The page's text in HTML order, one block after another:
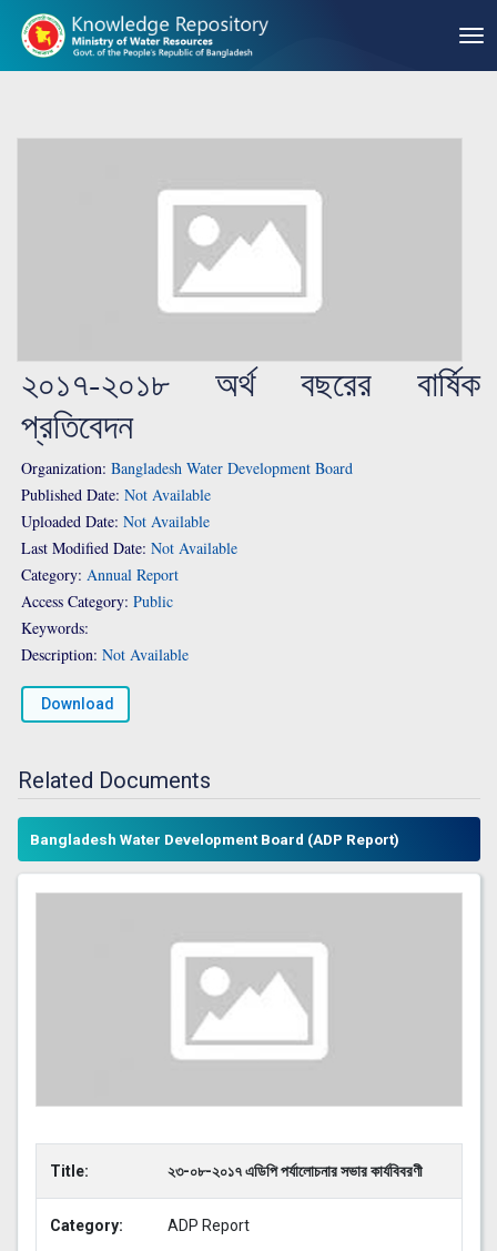
২০১৭-২০১৮ অর্থ বছরের বার্ষিক
প্রতিবেদন
Organization: Bangladesh Water Development Board
Published Date: Not Available
Uploaded Date: Not Available
Last Modified Date: Not Available
Category: Annual Report
Access Category: Public
Keywords:
Description: Not Available
Download
Related Documents
Bangladesh Water Development Board (ADP Report)
Title: ২৩-০৮-২০১৭ এডিপি পর্যালোচনার সভার কার্যবিবরণী
Category: ADP Report